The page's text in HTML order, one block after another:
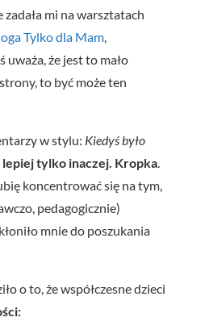
mi na warsztatach
Tylko dla Mam,
uważa, że jest to mało
to być może ten
w stylu: Kiedyś było
lepiej tylko inaczej. Kropka.
koncentrować się na tym,
pedagogicznie)
mnie do poszukania
o to, że współczesne dzieci